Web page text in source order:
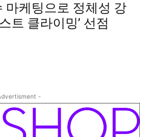
마케팅으로 정체성 강
트 클라이밍’ 선점
-